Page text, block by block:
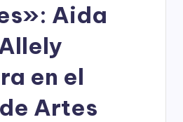
Aida
en el
Artes